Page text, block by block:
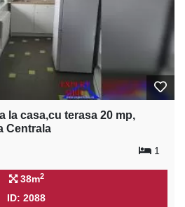
la casa,cu terasa 20 mp,
Centrala
1
38m2
ID: 2088